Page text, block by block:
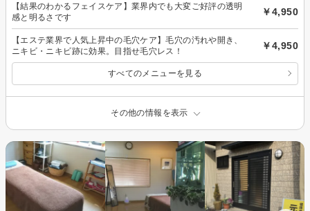
【結果のわかるフェイスケア】業界内でも大変ご好評の透明
感と明るさです
￥4,950
【エステ業界で人気上昇中の毛穴ケア】毛穴の汚れや開き、
ニキビ・ニキビ跡に効果。目指せ毛穴レス！
￥4,950
すべてのメニューを見る
その他の情報を表示